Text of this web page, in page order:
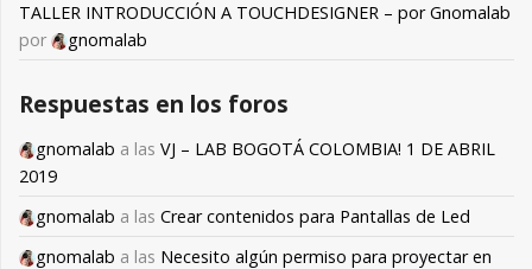
TALLER INTRODUCCIÓN A TOUCHDESIGNER – por Gnomalab
por
gnomalab
Respuestas en los foros
gnomalab a las VJ – LAB BOGOTÁ COLOMBIA! 1 DE ABRIL
2019
gnomalab a las Crear contenidos para Pantallas de Led
gnomalab a las Necesito algún permiso para proyectar en